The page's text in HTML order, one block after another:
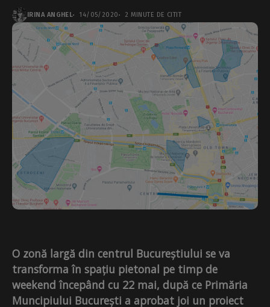
IRINA ANGHEL 14/05/2020 2 MINUTE DE CITIT
O zonă largă din centrul Bucureștiului se va
transforma în spațiu pietonal pe timp de
weekend începând cu 22 mai, după ce Primăria
Muncipiului București a aprobat joi un proiect